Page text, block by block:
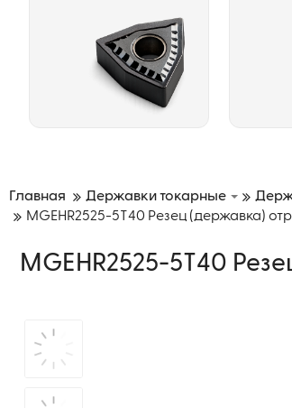
Главная Державки токарные
MGEHR2525-5T40 Резец (державка)
MGEHR2525-5T40